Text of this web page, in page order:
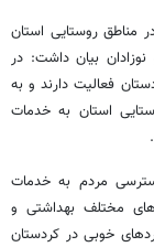
مناطق روستایی استان
بیان داشت: در
کردستان فعالیت دارند و به
استان به خدمات
مردم به خدمات
مختلف بهداشتی و
خوبی در کردستان